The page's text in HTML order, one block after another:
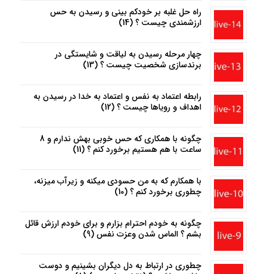
راه حل غلبه بر خودکم بینی و رسیدن به حس
ارزشمندی چیست ؟ (14)
چهار مرحله رسیدن به لیاقت و شایستگی در
برندسازی شخصیت چیست ؟ (13)
رابطه اعتماد به نفس و اعتماد به خدا در رسیدن به
اهداف و رویاها چیست ؟ (12)
چگونه با همکاری که حس خوبی بهش ندارم و 8
ساعت با هم هستیم برخورد کنم ؟ (11)
با همکارم که به من حسودی میکنه و زیرآب میزنه،
چطوری برخورد کنم ؟ (10)
چگونه به خودم احترام بزارم و برای خودم ارزش قائل
بشم ؟ الماس شدن وعزت نفس (9)
چطوری در ارتباط به دل دیگران بشینیم و دوست